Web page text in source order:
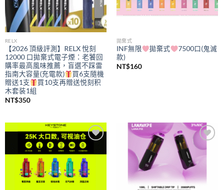
RELX
【2026 頂級評測】RELX 悅刻
12000 口拋棄式電子煙：老饕回
購率最高風味推薦，盲選不踩雷
指南大容量(充電款)
買6支隨機
贈送1支
買10支再贈送悦刻积
木套装1組
NT$350
拋棄式
INF無限 拋棄式
7500口(鬼滅
款)
NT$160
Add to
wishlist
Add to
wishlist